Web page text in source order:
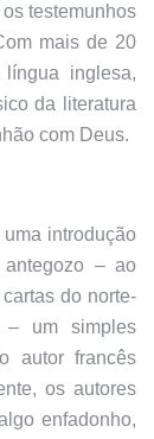
testemunhos
mais de 20
inglesa,
da literatura
com Deus.
introdução
– ao
do norte-
– um simples
autor francês
os autores
enfadonho,